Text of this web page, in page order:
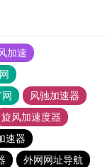
加速
风驰加速器
旋风加速度器
速器
外网网址导航